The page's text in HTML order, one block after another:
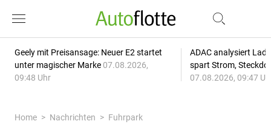
Geely mit Preisansage: Neuer E2 startet
unter magischer Marke 07.08.2026,
09:48 Uhr
ADAC analysiert
spart Strom,
07.08.2026, 09:47
Home Nachrichten
Fuhrpark